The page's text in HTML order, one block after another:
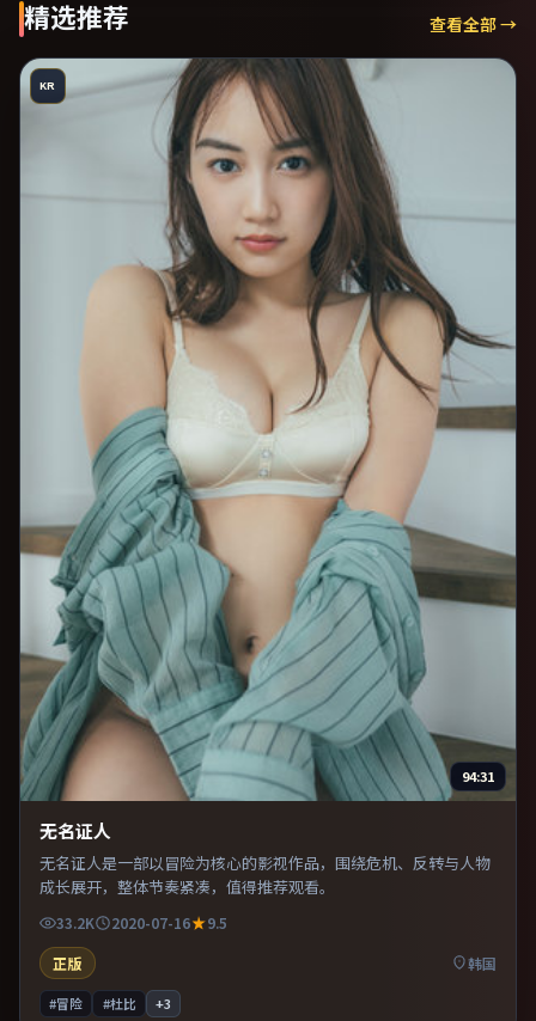
精选推荐 查看全部 →
KR
94:31
无名证人
无名证人是一部以冒险为核心的影视作品，围绕危机、反转与人物
成长展开，整体节奏紧凑，值得推荐观看。
33.2K 2020-07-16
9.5
正版
韩国
#冒险 #杜比 +3